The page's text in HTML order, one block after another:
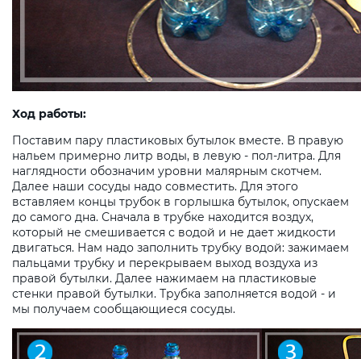
Ход работы:
Поставим пару пластиковых бутылок вместе. В правую
нальем примерно литр воды, в левую - пол-литра. Для
наглядности обозначим уровни малярным скотчем.
Далее наши сосуды надо совместить. Для этого
вставляем концы трубок в горлышка бутылок, опускаем
до самого дна. Сначала в трубке находится воздух,
который не смешивается с водой и не дает жидкости
двигаться. Нам надо заполнить трубку водой: зажимаем
пальцами трубку и перекрываем выход воздуха из
правой бутылки. Далее нажимаем на пластиковые
стенки правой бутылки. Трубка заполняется водой - и
мы получаем сообщающиеся сосуды.